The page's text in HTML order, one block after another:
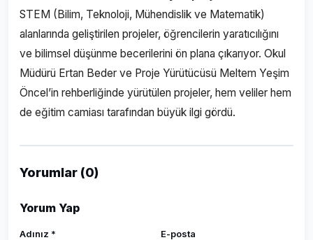
STEM (Bilim, Teknoloji, Mühendislik ve Matematik)
alanlarında geliştirilen projeler, öğrencilerin yaratıcılığını
ve bilimsel düşünme becerilerini ön plana çıkarıyor. Okul
Müdürü Ertan Beder ve Proje Yürütücüsü Meltem Yeşim
Öncel’in rehberliğinde yürütülen projeler, hem veliler hem
de eğitim camiası tarafından büyük ilgi gördü.
Yorumlar (0)
Yorum Yap
Adınız * E-posta